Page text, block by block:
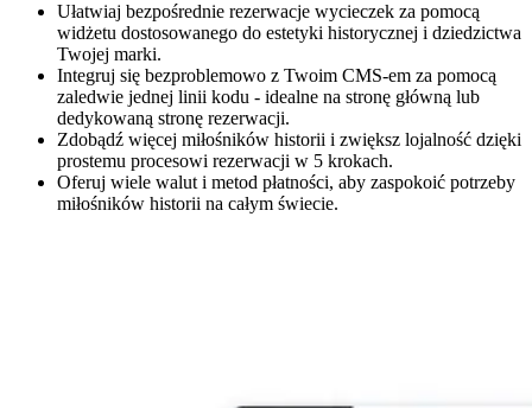
Ułatwiaj bezpośrednie rezerwacje wycieczek za pomocą
widżetu dostosowanego do estetyki historycznej i dziedzictwa
Twojej marki.
Integruj się bezproblemowo z Twoim CMS-em za pomocą
zaledwie jednej linii kodu - idealne na stronę główną lub
dedykowaną stronę rezerwacji.
Zdobądź więcej miłośników historii i zwiększ lojalność dzięki
prostemu procesowi rezerwacji w 5 krokach.
Oferuj wiele walut i metod płatności, aby zaspokoić potrzeby
miłośników historii na całym świecie.